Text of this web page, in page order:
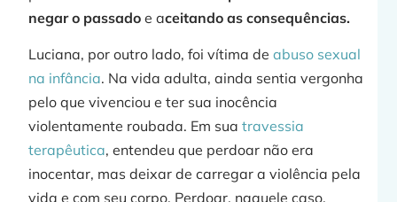
negar o passado e aceitando as consequências.
Luciana, por outro lado, foi vítima de abuso sexual
na infância. Na vida adulta, ainda sentia vergonha
pelo que vivenciou e ter sua inocência
violentamente roubada. Em suatravessia
terapêutica, entendeu que perdoar não era
inocentar, mas deixar de carregar a violência pela
vida e com seu corpo. Perdoar, naquele caso,